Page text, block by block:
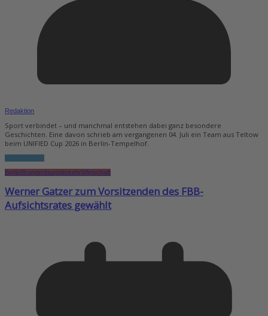
Redaktion
Sport verbindet – und manchmal entstehen dabei ganz besondere
Geschichten. Eine davon schrieb am vergangenen 04. Juli ein Team aus Teltow
beim UNIFIED Cup 2026 in Berlin-Tempelhof.
BerlinBrandenburgVerkehrWirtschaft
Werner Gatzer zum Vorsitzenden des FBB-
Aufsichtsrates gewählt